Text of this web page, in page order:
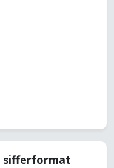
sifferformat